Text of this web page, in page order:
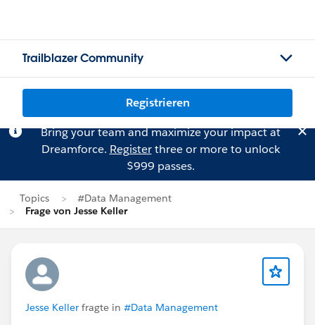
Trailblazer Community
Registrieren
Bring your team and maximize your impact at
Dreamforce. Registerthree or more to unlock
$999 passes.
Topics
#Data Management
Frage von Jesse Keller
Jesse Keller fragte in #Data Management